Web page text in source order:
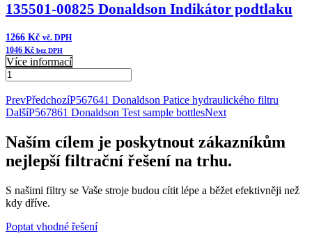
135501-00825 Donaldson Indikátor podtlaku
1266 Kč vč. DPH
1046 Kč bez DPH
Více informací
135501-
Donaldson
Indikátor
množství
PrevPředchozíP567641 Donaldson Patice hydraulického filtru
DalšíP567861 Donaldson Test sample bottlesNext
Naším cílem je poskytnout zákazníkům
nejlepší filtrační řešení na trhu.
S našimi filtry se Vaše stroje budou cítit lépe a běžet efektivněji než
kdy dříve.
Poptat vhodné řešení